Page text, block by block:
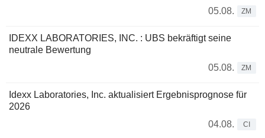
05.08.
ZM
IDEXX LABORATORIES, INC. : UBS bekräftigt seine
neutrale Bewertung
05.08.
ZM
Idexx Laboratories, Inc. aktualisiert Ergebnisprognose für
2026
04.08.
CI